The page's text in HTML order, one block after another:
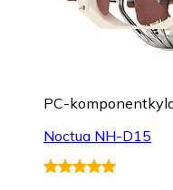
PC-
Noctua NH-D15